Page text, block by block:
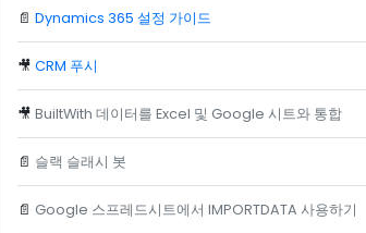
📄Dynamics 365 설정 가이드
🎥CRM 푸시
🎥BuiltWith 데이터를 Excel 및 Google 시트와 통합
📄 슬랙 슬래시 봇
📄 Google 스프레드시트에서 IMPORTDATA 사용하기